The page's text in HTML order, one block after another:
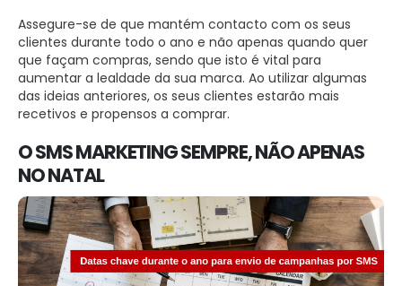
Assegure-se de que mantém contacto com os seus
clientes durante todo o ano e não apenas quando quer
que façam compras, sendo que isto é vital para
aumentar a lealdade da sua marca. Ao utilizar algumas
das ideias anteriores, os seus clientes estarão mais
recetivos e propensos a comprar.
O SMS MARKETING SEMPRE, NÃO APENAS
NO NATAL